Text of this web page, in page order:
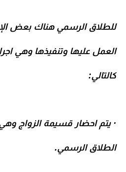
للطلاق الرسمي هناك بعض
العمل عليها وتنفيذها وهي
كالتالي:
· يتم احضار قسيمة الزواج
الطلاق الرسمي.